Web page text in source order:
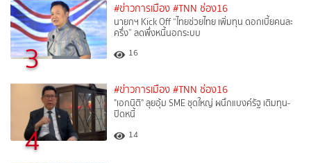
3
#ข่าวการเมือง #TNN ช่อง16
นายกฯ Kick Off “ไทยช่วยไทย เพิ่มทุน ดอกเบี้ยคนละ
ครึ่ง” ลดพึ่งหนี้นอกระบบ
16
4
#ข่าวการเมือง #TNN ช่อง16
"เอกนิติ" ลุยอุ้ม SME ชุดใหญ่ ผนึกแบงค์รัฐ เติมทุน-
ปิดหนี้
14